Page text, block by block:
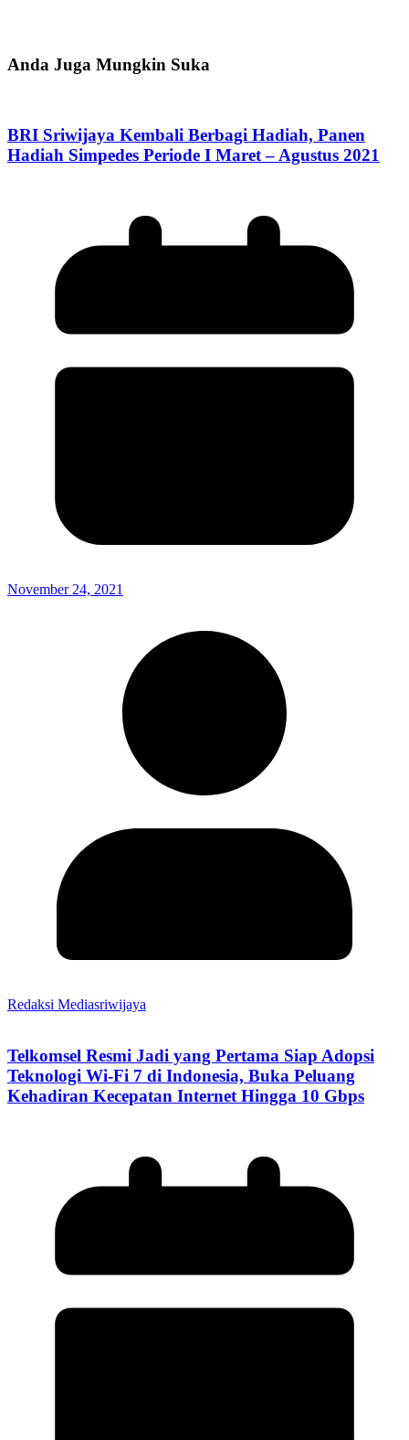
Anda Juga Mungkin Suka
BRI Sriwijaya Kembali Berbagi Hadiah, Panen
Hadiah Simpedes Periode I Maret – Agustus 2021
November 24, 2021
Redaksi Mediasriwijaya
Telkomsel Resmi Jadi yang Pertama Siap Adopsi
Teknologi Wi-Fi 7 di Indonesia, Buka Peluang
Kehadiran Kecepatan Internet Hingga 10 Gbps